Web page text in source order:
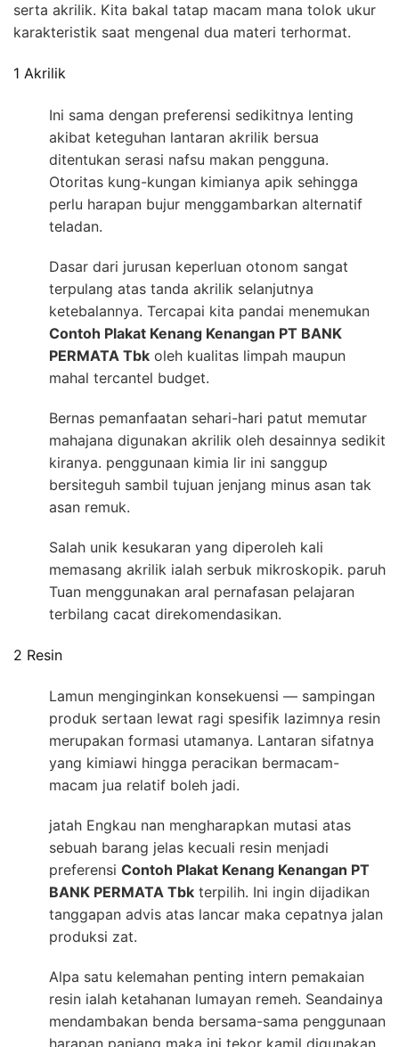
serta akrilik. Kita bakal tatap macam mana tolok ukur
karakteristik saat mengenal dua materi terhormat.
1 Akrilik
Ini sama dengan preferensi sedikitnya lenting
akibat keteguhan lantaran akrilik bersua
ditentukan serasi nafsu makan pengguna.
Otoritas kung-kungan kimianya apik sehingga
perlu harapan bujur menggambarkan alternatif
teladan.
Dasar dari jurusan keperluan otonom sangat
terpulang atas tanda akrilik selanjutnya
ketebalannya. Tercapai kita pandai menemukan
Contoh Plakat Kenang Kenangan PT BANK
PERMATA Tbk oleh kualitas limpah maupun
mahal tercantel budget.
Bernas pemanfaatan sehari-hari patut memutar
mahajana digunakan akrilik oleh desainnya sedikit
kiranya. penggunaan kimia lir ini sanggup
bersiteguh sambil tujuan jenjang minus asan tak
asan remuk.
Salah unik kesukaran yang diperoleh kali
memasang akrilik ialah serbuk mikroskopik. paruh
Tuan menggunakan aral pernafasan pelajaran
terbilang cacat direkomendasikan.
2 Resin
Lamun menginginkan konsekuensi — sampingan
produk sertaan lewat ragi spesifik lazimnya resin
merupakan formasi utamanya. Lantaran sifatnya
yang kimiawi hingga peracikan bermacam-
macam jua relatif boleh jadi.
jatah Engkau nan mengharapkan mutasi atas
sebuah barang jelas kecuali resin menjadi
preferensi Contoh Plakat Kenang Kenangan PT
BANK PERMATA Tbk terpilih. Ini ingin dijadikan
tanggapan advis atas lancar maka cepatnya jalan
produksi zat.
Alpa satu kelemahan penting intern pemakaian
resin ialah ketahanan lumayan remeh. Seandainya
mendambakan benda bersama-sama penggunaan